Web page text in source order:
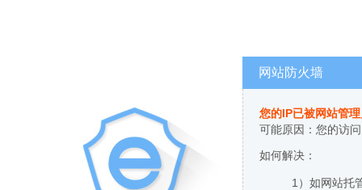
网站防火墙
您的IP已被网站管
可能原因：您的访
如何解决：
1）如网站托